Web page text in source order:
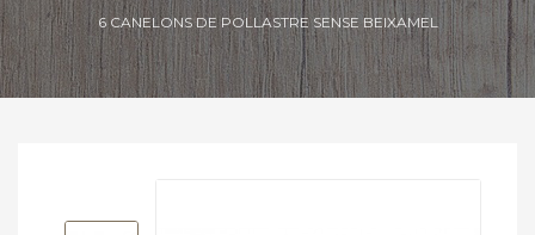
6 CANELONS DE POLLASTRE SENSE BEIXAMEL